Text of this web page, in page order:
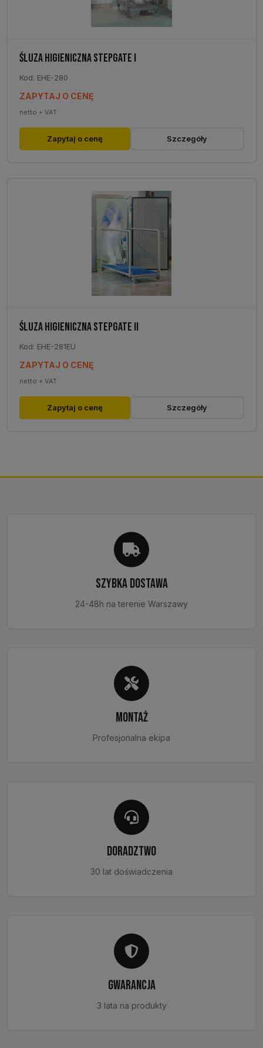
ŚLUZA HIGIENICZNA STEPGATE I
Kod: EHE-280
ZAPYTAJ O CENĘ
netto + VAT
Zapytaj o cenę Szczegóły
ŚLUZA HIGIENICZNA STEPGATE II
Kod: EHE-281EU
ZAPYTAJ O CENĘ
netto + VAT
Zapytaj o cenę Szczegóły
SZYBKA DOSTAWA
24-48h na terenie Warszawy
MONTAŻ
Profesjonalna ekipa
DORADZTWO
30 lat doświadczenia
GWARANCJA
3 lata na produkty